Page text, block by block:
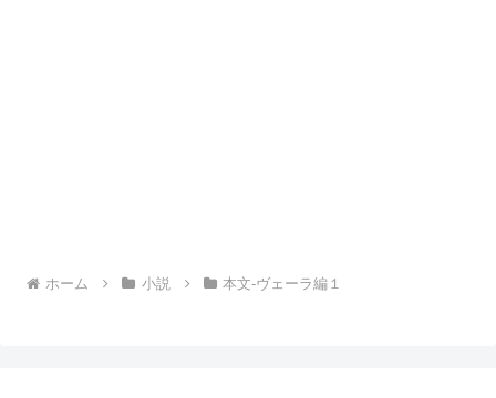
ホーム 小説 本文-ヴェーラ編１